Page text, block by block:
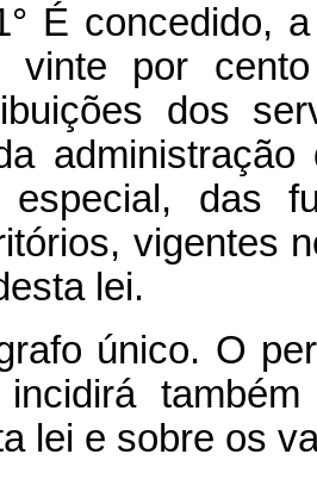
a
vinte por
dos
das
vigentes
lei.
único. O
lei e sobre os